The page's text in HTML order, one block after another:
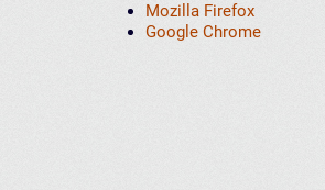
Mozilla Firefox
Google Chrome